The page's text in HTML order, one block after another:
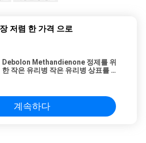
저렴 한 가격 으로
Debolon Methandienone 정제를 위
한 작은 유리병 작은 유리병 상표를 포
계속하다